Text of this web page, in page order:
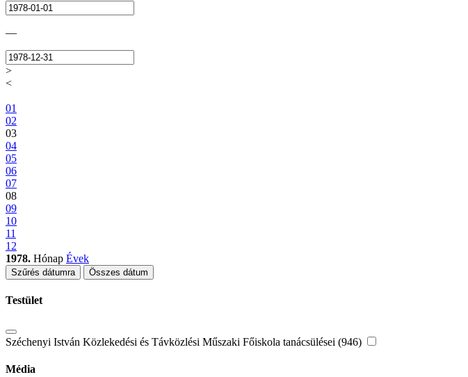
—
>
<
01
02
03
04
05
06
07
08
09
10
11
12
1978. Hónap Évek
Szűrés dátumra Összes dátum
Testület
Széchenyi István Közlekedési és Távközlési Műszaki Főiskola tanácsülései (946)
Média